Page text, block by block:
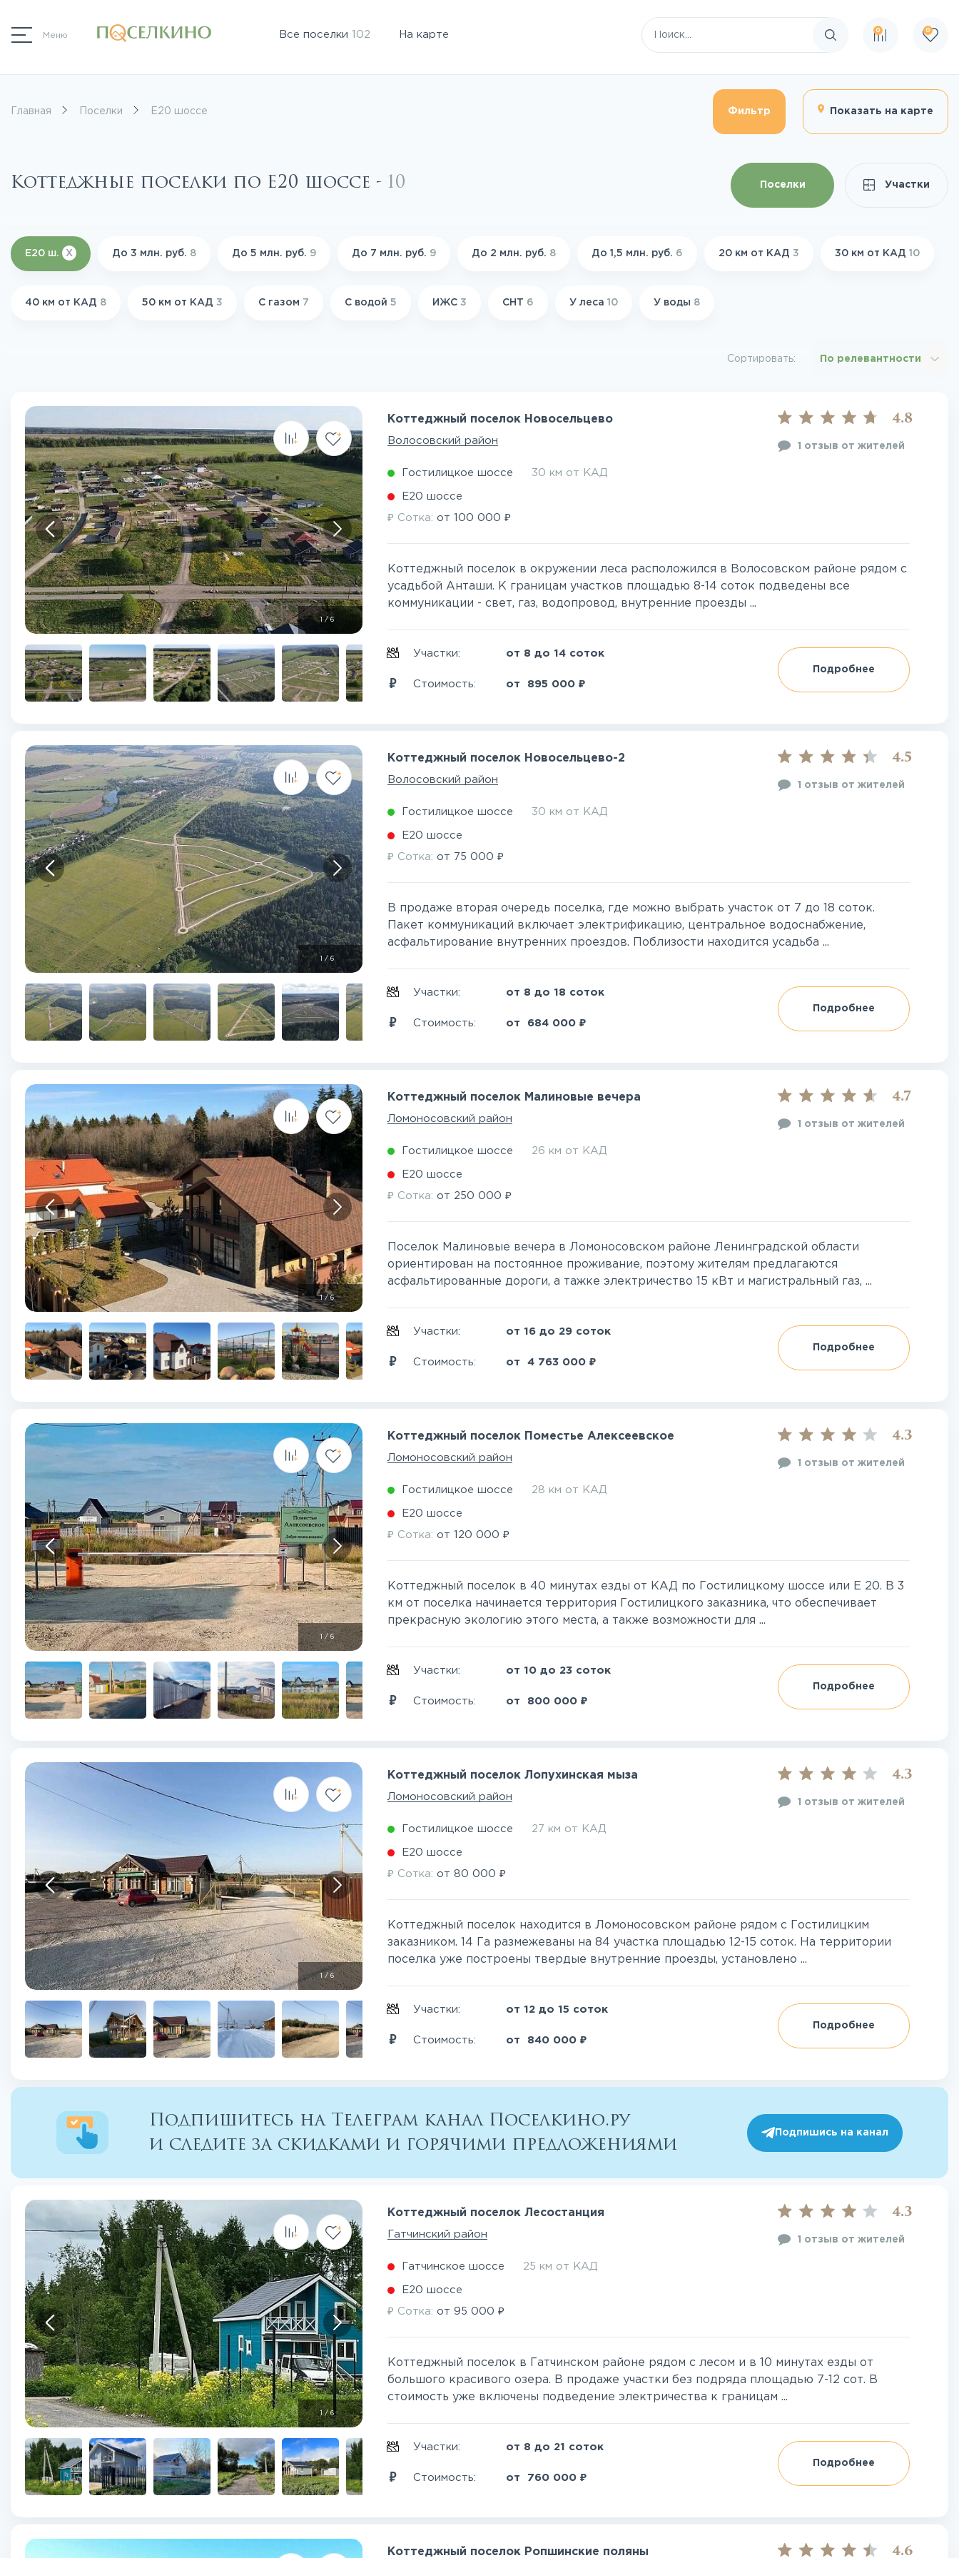
Меню Все поселки 102 На карте
Поиск по сайту
0 0
Главная Поселки Е20 шоссе Фильтр Показать на карте
Коттеджные поселки по Е20 шоссе - 10 Поселки Участки
Е20 ш. X До 3 млн. руб. 8 До 5 млн. руб. 9 До 7 млн. руб. 9 До 2 млн. руб. 8 До 1,5 млн. руб. 6 20 км от КАД 3 30 км от КАД 10
40 км от КАД 8 50 км от КАД 3 С газом 7 С водой 5 ИЖС 3 СНТ 6 У леса 10 У воды 8
Сортировать: По релевантности
1 /6
Коттеджный поселок Новосельцево
Волосовский район
4.8
1 отзыв от жителей
Гостилицкое шоссе 30 км от КАД
Е20 шоссе
₽ Сотка:от100 000 ₽
Коттеджный поселок в окружении леса расположился в Волосовском районе рядом с
усадьбой Анташи. К границам участков площадью 8-14 соток подведены все
коммуникации - свет, газ, водопровод, внутренние проезды ...
Участки: от 8 до 14 соток
Стоимость: от 895 000 ₽
Подробнее
/6
Коттеджный поселок Новосельцево-2
Волосовский район
4.5
1 отзыв от жителей
Гостилицкое шоссе 30 км от КАД
Е20 шоссе
₽ Сотка:от 75 000 ₽
В продаже вторая очередь поселка, где можно выбрать участок от 7 до 18 соток.
Пакет коммуникаций включает электрификацию, центральное водоснабжение,
асфальтирование внутренних проездов. Поблизости находится усадьба ...
Участки: от 8 до 18 соток
Стоимость: от 684 000 ₽
Подробнее
1/6
Коттеджный поселок Малиновые вечера
Ломоносовский район
4.7
1 отзыв от жителей
Гостилицкое шоссе 26 км от КАД
Е20 шоссе
₽ Сотка:от 250 000 ₽
Поселок Малиновые вечера в Ломоносовском районе Ленинградской области
ориентирован на постоянное проживание, поэтому жителям предлагаются
асфальтированные дороги, а тажке электричество 15 кВт и магистральный газ, ...
Участки: от 16 до 29 соток
Стоимость: от4 763 000 ₽
Подробнее
/6
Коттеджный поселок Поместье Алексеевское
Ломоносовский район
4.3
1 отзыв от жителей
Гостилицкое шоссе 28 км от КАД
Е20 шоссе
₽ Сотка:от120 000 ₽
Коттеджный поселок в 40 минутах езды от КАД по Гостилицкому шоссе или E 20. В 3
км от поселка начинается территория Гостилицкого заказника, что обеспечивает
прекрасную экологию этого места, а также возможности для ...
Участки: от 10 до 23 соток
Стоимость: от 800 000 ₽
Подробнее
/6
Коттеджный поселок Лопухинская мыза
Ломоносовский район
4.3
1 отзыв от жителей
Гостилицкое шоссе 27 км от КАД
Е20 шоссе
₽ Сотка:от80 000 ₽
Коттеджный поселок находится в Ломоносовском районе рядом с Гостилицким
заказником. 14 Га размежеваны на 84 участка площадью 12-15 соток. На территории
поселка уже построены твердые внутренние проезды, установлено ...
Участки: от 12 до 15 соток
Стоимость: от 840 000 ₽
Подробнее
Подпишитесь на Телеграм канал Поселкино.ру
и следите за скидками и горячими предложениями
Подпишись на канал
1/6
Коттеджный поселок Лесостанция
Гатчинский район
4.3
1 отзыв от жителей
Гатчинское шоссе 25 км от КАД
Е20 шоссе
₽ Сотка:от95 000 ₽
Коттеджный поселок в Гатчинском районе рядом с лесом и в 10 минутах езды от
большого красивого озера. В продаже участки без подряда площадью 7-12 сот. В
стоимость уже включены подведение электричества к границам ...
Участки: от 8 до 21 соток
Стоимость: от 760 000 ₽
Подробнее
Коттеджный поселок Ропшинские поляны 4.6